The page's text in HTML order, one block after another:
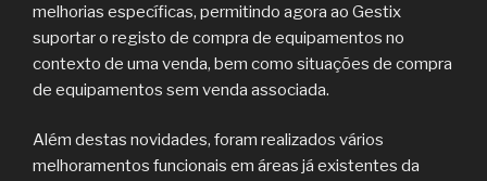
melhorias específicas, permitindo agora ao Gestix
suportar o registo de compra de equipamentos no
contexto de uma venda, bem como situações de compra
de equipamentos sem venda associada.
Além destas novidades, foram realizados vários
melhoramentos funcionais em áreas já existentes da